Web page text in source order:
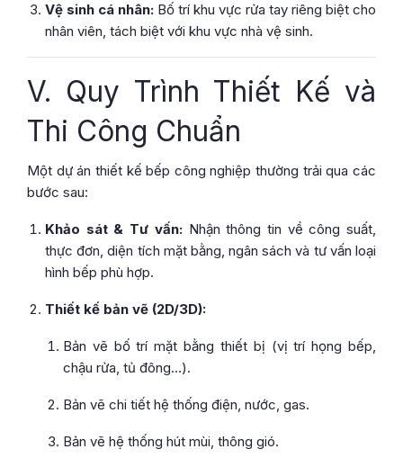
Vệ sinh cá nhân: Bố trí khu vực rửa tay riêng biệt cho
nhân viên, tách biệt với khu vực nhà vệ sinh.
V. Quy Trình Thiết Kế và
Thi Công Chuẩn
Một dự án thiết kế bếp công nghiệp thường trải qua các
bước sau:
Khảo sát & Tư vấn:Nhận thông tin về công suất,
thực đơn, diện tích mặt bằng, ngân sách và tư vấn loại
hình bếp phù hợp.
Thiết kế bản vẽ (2D/3D):
Bản vẽ bố trí mặt bằng thiết bị (vị trí họng bếp,
chậu rửa, tủ đông…).
Bản vẽ chi tiết hệ thống điện, nước, gas.
Bản vẽ hệ thống hút mùi, thông gió.